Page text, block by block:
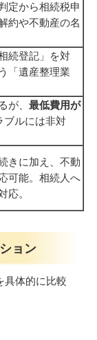
定から相続税申
約や不動産の名
続登記」を対
「遺産整理業
が、 最低費用が
ブルには非対
きに加え、不動
可能。相続人へ
応。
ョン
具体的に比較